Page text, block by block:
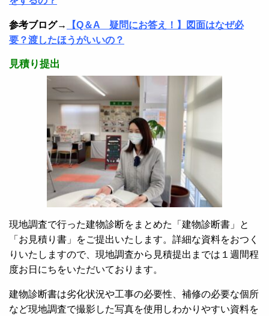
参考ブログ→
【Q＆A 疑問にお答え！】図面はなぜ必
要？渡したほうがいいの？
見積り提出
現地調査で行った建物診断をまとめた「建物診断書」と
「お見積り書」をご提出いたします。詳細な資料をおつく
りいたしますので、現地調査から見積提出までは１週間程
度お日にちをいただいております。
建物診断書は劣化状況や工事の必要性、補修の必要な個所
など現地調査で撮影した写真を使用しわかりやすい資料を